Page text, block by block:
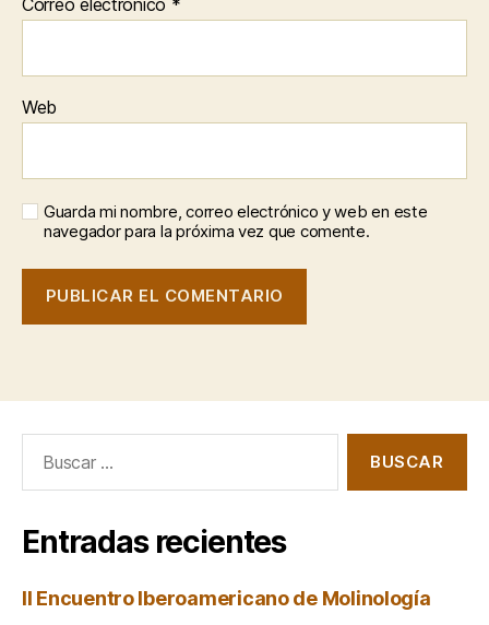
Web
Guarda mi nombre, correo electrónico y web en este
navegador para la próxima vez que comente.
Entradas recientes
II Encuentro Iberoamericano de Molinología